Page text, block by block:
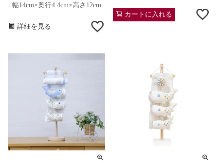
幅14cm×奥行4.4cm×高さ12cm
詳細を見る
カートに入れる